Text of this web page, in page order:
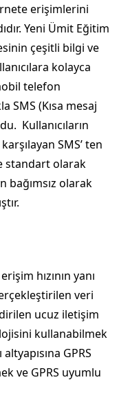
erişimlerini
Yeni Ümit Eğitim
çeşitli bilgi ve
kolayca
telefon
SMS (Kısa mesaj
Kullanıcıların
SMS’ ten
standart olarak
bağımsız olarak
hızının yanı
veri
ucuz iletişim
kullanabilmek
GPRS
ve GPRS uyumlu